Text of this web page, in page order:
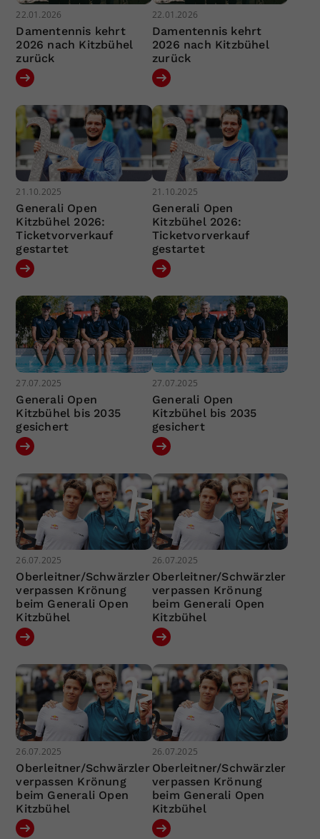
22.01.2026
Damentennis kehrt
2026 nach Kitzbühel
zurück
22.01.2026
Damentennis kehrt
2026 nach Kitzbühel
zurück
21.10.2025
Generali Open
Kitzbühel 2026:
Ticketvorverkauf
gestartet
21.10.2025
Generali Open
Kitzbühel 2026:
Ticketvorverkauf
gestartet
27.07.2025
Generali Open
Kitzbühel bis 2035
gesichert
27.07.2025
Generali Open
Kitzbühel bis 2035
gesichert
26.07.2025
Oberleitner/Schwärzler
verpassen Krönung
beim Generali Open
Kitzbühel
26.07.2025
Oberleitner/Schwärzler
verpassen Krönung
beim Generali Open
Kitzbühel
26.07.2025
Oberleitner/Schwärzler
verpassen Krönung
beim Generali Open
Kitzbühel
26.07.2025
Oberleitner/Schwärzler
verpassen Krönung
beim Generali Open
Kitzbühel